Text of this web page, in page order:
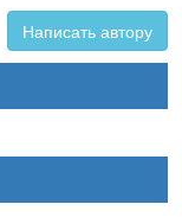
Написать автору